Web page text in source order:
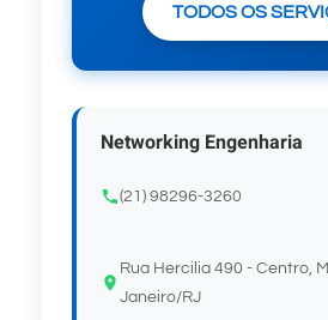
TODOS OS
Networking Engenharia
(21) 98296-3260
Rua Hercilia 490 - Centro,
Janeiro/RJ